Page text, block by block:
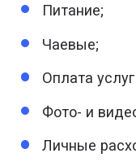
Питание;
Чаевые;
Оплата
Фото- и
Личные